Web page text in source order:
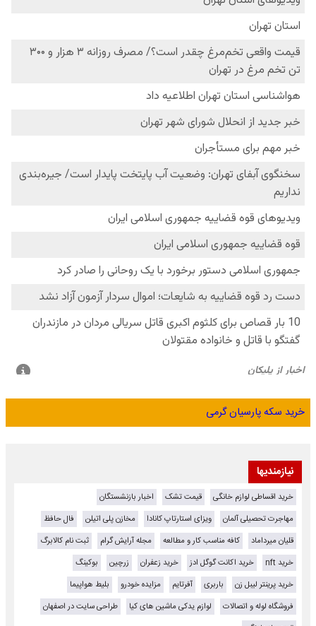
خرید سکه پارسیان گرمی
نیازمندیها
خرید اقساطی لوازم خانگی قیمت تشک
اخبار بازنشستگان
مهاجرت تحصیلی آلمان
ویزای استارتاپ کانادا مخازن پلی اتیلن
فال حافظ
قلیان میرداماد
کافه مناسب کار و مطالعه مجله آرایش گرام
ثبت نام کالابرگ
خرید nft
خرید اکانت گوگل ادز خرید زعفران زرچین
بوکینگ
خرید پرینتر لیبل زن
باربری آفرتایم مزایده خودرو
بلیط هواپیما
فروشگاه لوله و اتصالات
لوازم یدکی ماشین های کیا
طراحی سایت در اصفهان